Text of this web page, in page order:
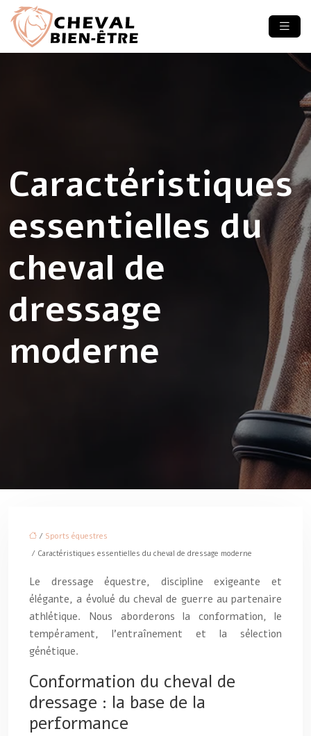
Caractéristiques
essentielles du
cheval de
dressage
moderne
/ Sports équestres
/ Caractéristiques essentielles du cheval de dressage moderne
Le dressage équestre, discipline exigeante et
élégante, a évolué du cheval de guerre au partenaire
athlétique. Nous aborderons la conformation, le
tempérament, l’entraînement et la sélection
génétique.
Conformation du cheval de
dressage : la base de la
performance